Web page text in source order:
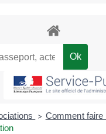
> Comment faire